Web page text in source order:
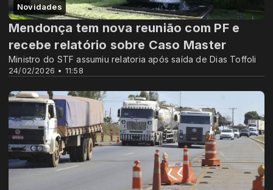
Novidades
24/02/2026 • 11:58
Mendonça tem nova reunião com PF e
recebe relatório sobre Caso Master
Ministro do STF assumiu relatoria após saída de Dias Toffoli